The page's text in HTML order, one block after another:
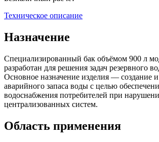
Техническое описание
Назначение
Специализированный бак объёмом 900 л
разработан для решения задач резервного
Основное назначение изделия — создание
аварийного запаса воды с целью
водоснабжения потребителей при
централизованных систем.
Область применения